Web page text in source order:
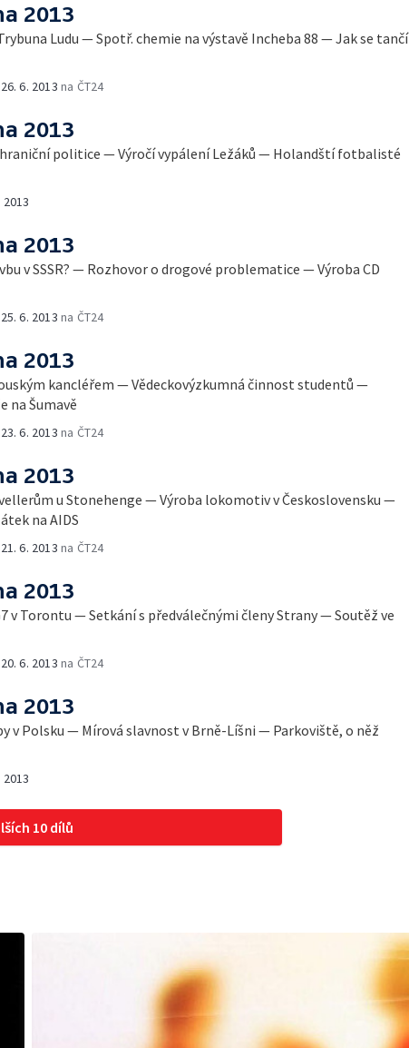
2013
Ludu — Spotř. chemie na výstavě Incheba 88 — Jak se tančí
26. 6. 2013 na ČT24
2013
politice — Výročí vypálení Ležáků — Holandští fotbalisté
2013
2013
v SSSR? — Rozhovor o drogové problematice — Výroba CD
25. 6. 2013 na ČT24
2013
kancléřem — Vědeckovýzkumná činnost studentů —
na Šumavě
23. 6. 2013 na ČT24
2013
u Stonehenge — Výroba lokomotiv v Československu —
na AIDS
21. 6. 2013 na ČT24
2013
v Torontu — Setkání s předválečnými členy Strany — Soutěž ve
20. 6. 2013 na ČT24
2013
v Polsku — Mírová slavnost v Brně-Líšni — Parkoviště, o něž
2013
10 dílů